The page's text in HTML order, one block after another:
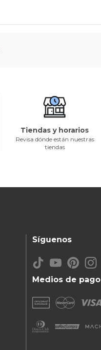
Tiendas y horarios
Revisa dónde están nuestras
tiendas
Medios de pago
Síguenos